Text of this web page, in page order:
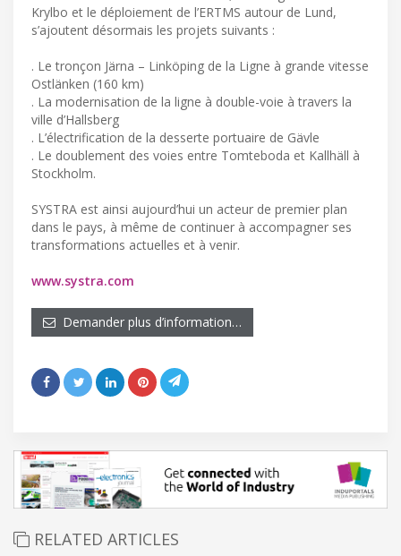
Krylbo et le déploiement de l’ERTMS autour de Lund,
s’ajoutent désormais les projets suivants :
. Le tronçon Järna – Linköping de la Ligne à grande vitesse
Ostlänken (160 km)
. La modernisation de la ligne à double-voie à travers la
ville d’Hallsberg
. L’électrification de la desserte portuaire de Gävle
. Le doublement des voies entre Tomteboda et Kallhäll à
Stockholm.
SYSTRA est ainsi aujourd’hui un acteur de premier plan
dans le pays, à même de continuer à accompagner ses
transformations actuelles et à venir.
www.systra.com
Demander plus d’information…
RELATED ARTICLES